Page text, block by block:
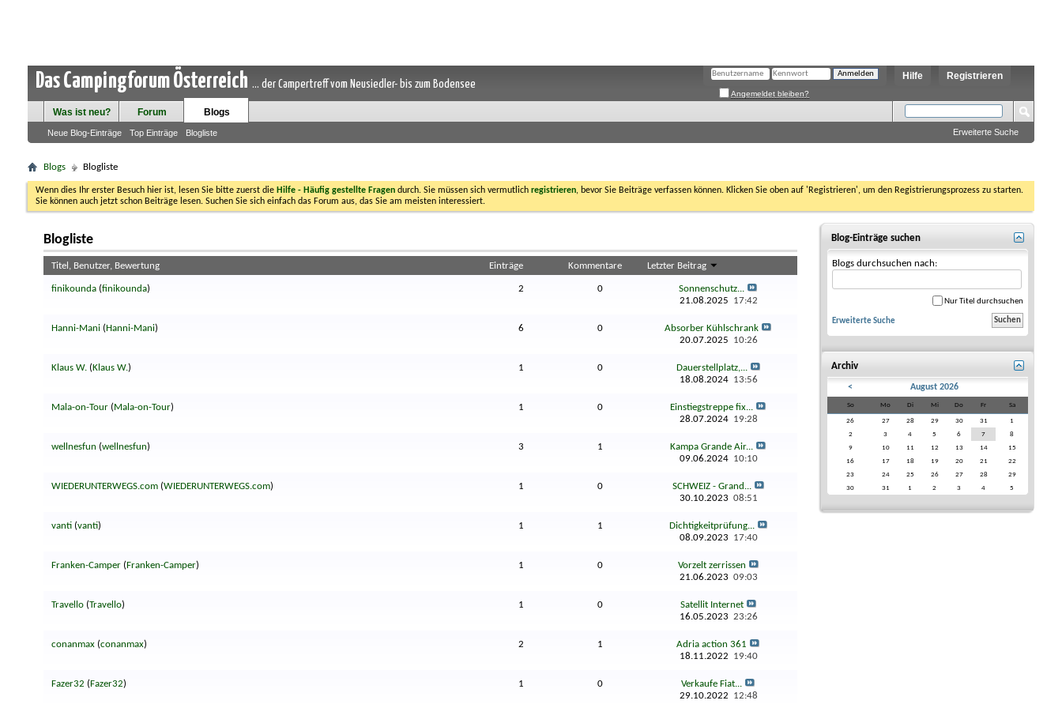
Das Campingforum Österreich ... der Campertreff vom Neusiedler- bis zum Bodensee
Registrieren
Hilfe
Angemeldet bleiben?
Was ist neu? Forum Blogs
Neue Blog-Einträge Top Einträge Blogliste Erweiterte Suche
Blogs Blogliste
Wenn dies Ihr erster Besuch hier ist, lesen Sie bitte zuerst die Hilfe - Häufig gestellte Fragen durch. Sie müssen sich vermutlich registrieren, bevor Sie Beiträge verfassen können. Klicken Sie oben auf 'Registrieren', um den Registrierungsprozess zu starten.
Sie können auch jetzt schon Beiträge lesen. Suchen Sie sich einfach das Forum aus, das Sie am meisten interessiert.
Blogliste
Titel, Benutzer, Bewertung Einträge Kommentare Letzter Beitrag
finikounda (finikounda) 2 0
Sonnenschutz...
21.08.2025
17:42
Hanni-Mani (Hanni-Mani) 6 0
Absorber Kühlschrank
20.07.2025
10:26
Klaus W. (Klaus W.) 1 0
Dauerstellplatz,...
18.08.2024 13:56
Mala-on-Tour (Mala-on-Tour) 1 0
Einstiegstreppe fix...
28.07.2024 19:28
wellnesfun (wellnesfun) 3 1
Kampa Grande Air...
09.06.2024 10:10
WIEDERUNTERWEGS.com (WIEDERUNTERWEGS.com) 1 0
SCHWEIZ - Grand...
30.10.2023 08:51
vanti (vanti) 1 1
Dichtigkeitprüfung...
08.09.2023
17:40
Franken-Camper (Franken-Camper) 1 0
Vorzelt zerrissen
21.06.2023 09:03
Travello (Travello) 1 0
Satellit Internet
16.05.2023 23:26
conanmax (conanmax) 2 1
Adria action 361
18.11.2022
19:40
Fazer32 (Fazer32) 1 0
Verkaufe Fiat...
29.10.2022
12:48
Blog-Einträge suchen
Blogs durchsuchen nach:
Nur Titel durchsuchen
Erweiterte Suche
Archiv
< August 2026
So Mo Di Mi Do Fr Sa
26 27 28 29 30 31
1
2
3 4 5 6 7
8
9
10 11 12 13 14
15
16
17 18 19 20 21
22
23
24 25 26 27 28
29
30
31 1 2 3 4 5